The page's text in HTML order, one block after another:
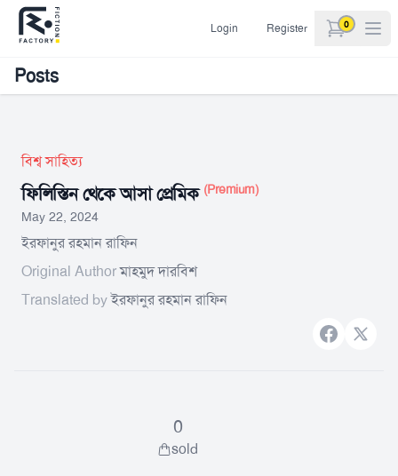
Login Register 0
items in
Posts
বিশ্ব সাহিত্য
ফিলিস্তিন থেকে আসা প্রেমিক (Premium)
May 22, 2024
ইরফানুর রহমান রাফিন
Original Authorমাহমুদ দারবিশ
Translated byইরফানুর রহমান রাফিন
Facebook
X
0
sold